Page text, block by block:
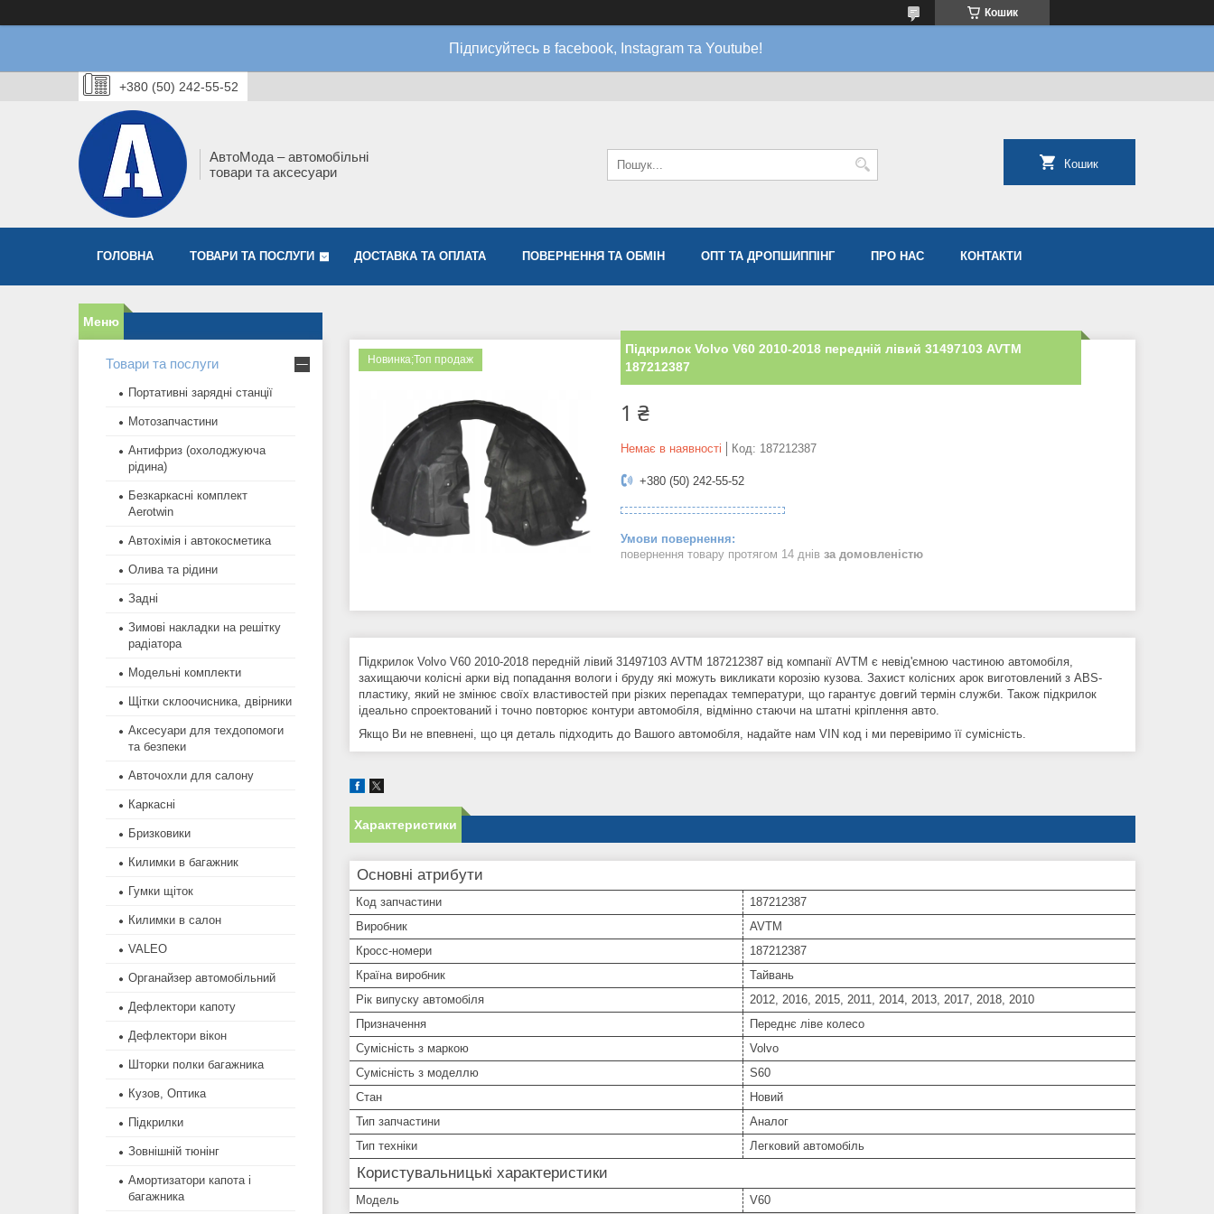
Кошик
Підписуйтесь в facebook, Instagram та Youtube!
+380 (50) 242-55-52
АвтоМода – автомобільні
товари та аксесуари
Кошик
ГОЛОВНА ТОВАРИ ТА ПОСЛУГИ ДОСТАВКА ТА ОПЛАТА ПОВЕРНЕННЯ ТА ОБМІН ОПТ ТА ДРОПШИППІНГ ПРО НАС КОНТАКТИ
Новинка;Топ продаж
Підкрилок Volvo V60 2010-2018 передній лівий 31497103 AVTM
187212387
1 ₴
Немає в наявності Код: 187212387
+380 (50) 242-55-52
повернення товару протягом 14 днів за домовленістю
Підкрилок Volvo V60 2010-2018 передній лівий 31497103 AVTM 187212387 від компанії AVTM є невід'ємною частиною автомобіля,
захищаючи колісні арки від попадання вологи і бруду які можуть викликати корозію кузова. Захист колісних арок виготовлений з ABS-
пластику, який не змінює своїх властивостей при різких перепадах температури, що гарантує довгий термін служби. Також підкрилок
ідеально спроектований і точно повторює контури автомобіля, відмінно стаючи на штатні кріплення авто.
Якщо Ви не впевнені, що ця деталь підходить до Вашого автомобіля, надайте нам VIN код і ми перевіримо її сумісність.
Характеристики
Основні атрибути
Код запчастини
187212387
Виробник
AVTM
Кросс-номери
187212387
Країна виробник
Тайвань
Рік випуску автомобіля
2012, 2016, 2015, 2011, 2014, 2013, 2017, 2018, 2010
Призначення
Переднє ліве колесо
Сумісність з маркою
Volvo
Сумісність з моделлю
S60
Стан
Новий
Тип запчастини
Аналог
Тип техніки
Легковий автомобіль
Користувальницькі характеристики
Мoдель V60
Товари та послуги
Портативні зарядні станції
Мотозапчастини
Антифриз (охолоджуюча
рідина)
Безкаркасні комплект
Aerotwin
Автохімія і автокосметика
Олива та рідини
Задні
Зимові накладки на решітку
радіатора
Модельні комплекти
Щітки склоочисника, двірники
Аксесуари для техдопомоги
та безпеки
Авточохли для салону
Каркасні
Бризковики
Килимки в багажник
Гумки щіток
Килимки в салон
VALEO
Органайзер автомобільний
Дефлектори капоту
Дефлектори вікон
Шторки полки багажника
Кузов, Оптика
Підкрилки
Зовнішній тюнінг
Амортизатори капота і
багажника